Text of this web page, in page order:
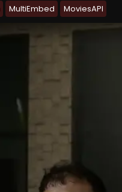
MultiEmbed MoviesAPI